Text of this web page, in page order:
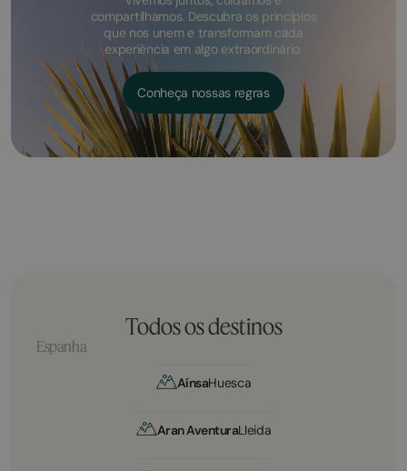
compartilhamos. Descubra os princípios
que nos unem e transformam cada
experiência em algo extraordinário.
Conheça nossas regras
Todos os destinos
Espanha
AínsaHuesca
Aran AventuraLleida